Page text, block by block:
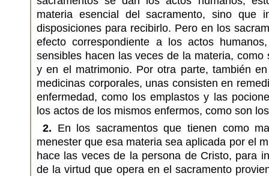
materia esencial del sacramento, sino que
disposiciones para recibirlo. Pero en los
efecto correspondiente a los actos
sensibles hacen las veces de la materia, como
y en el matrimonio. Por otra parte, también
medicinas corporales, unas consisten en
enfermedad, como los emplastos y las
los actos de los mismos enfermos, como son
2. En los sacramentos que tienen como
menester que esa materia sea aplicada por el
hace las veces de la persona de Cristo, para
de la virtud que opera en el sacramento